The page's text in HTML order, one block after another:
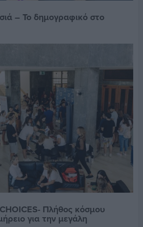
– Το δημογραφικό στο
Πλήθος κόσμου
για την μεγάλη